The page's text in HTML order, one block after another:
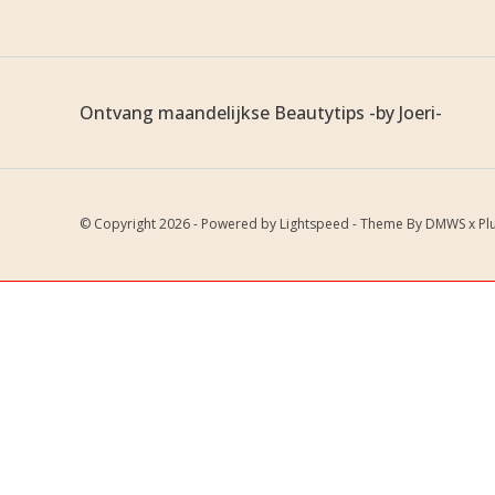
Ontvang maandelijkse Beautytips -by Joeri-
© Copyright 2026 - Powered by Lightspeed - Theme By DMWSx